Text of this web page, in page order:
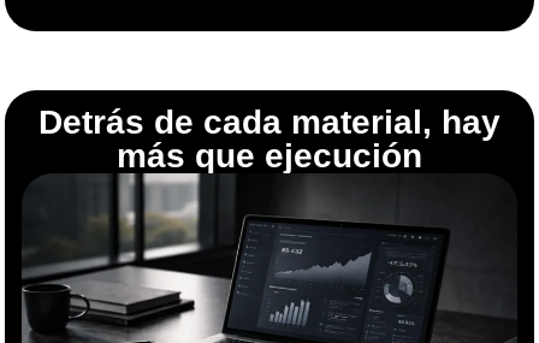
Detrás de cada material, hay
más que ejecución